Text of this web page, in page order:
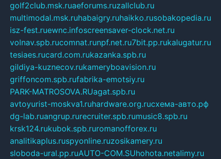
golf2club.msk.ruaeforums.ruzallclub.ru
multimodal.msk.ruhabaigry.ruhaikko.rusobakopedia.ru
isz-fest.ruewnc.infoscreensaver-clock.net.ru
volnav.spb.rucomnat.runpf.net.ru7bit.pp.rukalugatur.ru
tesiaes.rucard.com.rukazanka.spb.ru
gildiya-kuznecov.rukameryboavision.ru
griffoncom.spb.rufabrika-emotsiy.ru
PARK-MATROSOVA.RUagat.spb.ru
avtoyurist-moskva1.ruhardware.org.ruсхема-авто.рф
dg-lab.ruangrup.rurecruiter.spb.rumusic8.spb.ru
krsk124.rukubok.spb.ruromanofforex.ru
analitikaplus.ruspyonline.ruzosikamery.ru
sloboda-ural.pp.ruAUTO-COM.SUhohota.netalimy.ru